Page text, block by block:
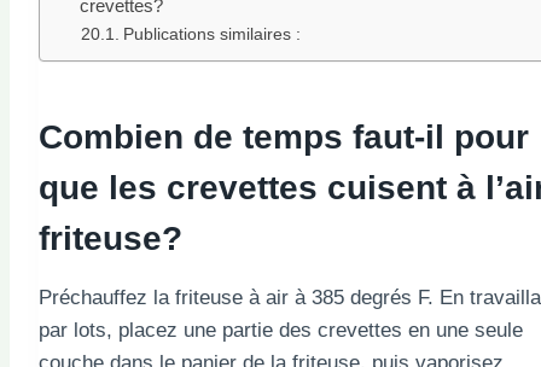
crevettes?
Publications similaires :
Combien de temps faut-il pour
que les crevettes cuisent à
friteuse?
Préchauffez la friteuse à air à 385 degrés F. En
par lots, placez une partie des crevettes en une seule